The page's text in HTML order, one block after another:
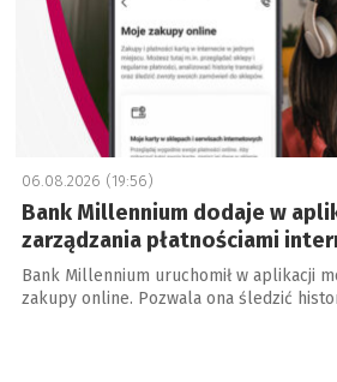
06.08.2026 (19:56)
Bank Millennium dodaje w
zarządzania płatnościami
Bank Millennium uruchomił w aplikacji
zakupy online. Pozwala ona śledzić